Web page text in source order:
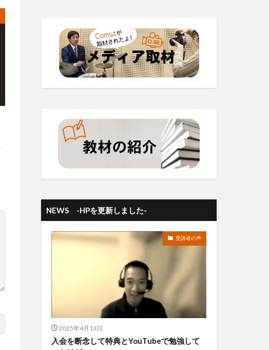
NEWS -HPを更新しました-
受講者の声
2025年4月13日
入会を断念して特典とYouTubeで勉強して